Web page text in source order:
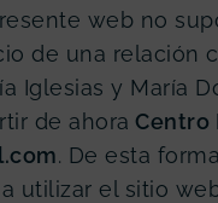
web no
de una relación
Iglesias y María
de ahora Centro
.com. De esta
utilizar el sitio